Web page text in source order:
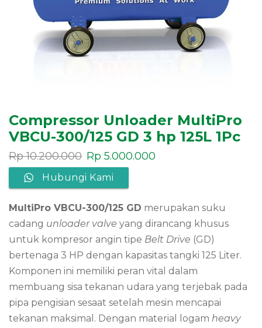
Compressor Unloader MultiPro
VBCU-300/125 GD 3 hp 125L 1Pc
Rp10.200.000 Rp 5.000.000
Hubungi Kami
MultiPro VBCU-300/125 GD merupakan suku
cadang unloader valve yang dirancang khusus
untuk kompresor angin tipe Belt Drive (GD)
bertenaga 3 HP dengan kapasitas tangki 125 Liter.
Komponen ini memiliki peran vital dalam
membuang sisa tekanan udara yang terjebak pada
pipa pengisian sesaat setelah mesin mencapai
tekanan maksimal. Dengan material logam heavy